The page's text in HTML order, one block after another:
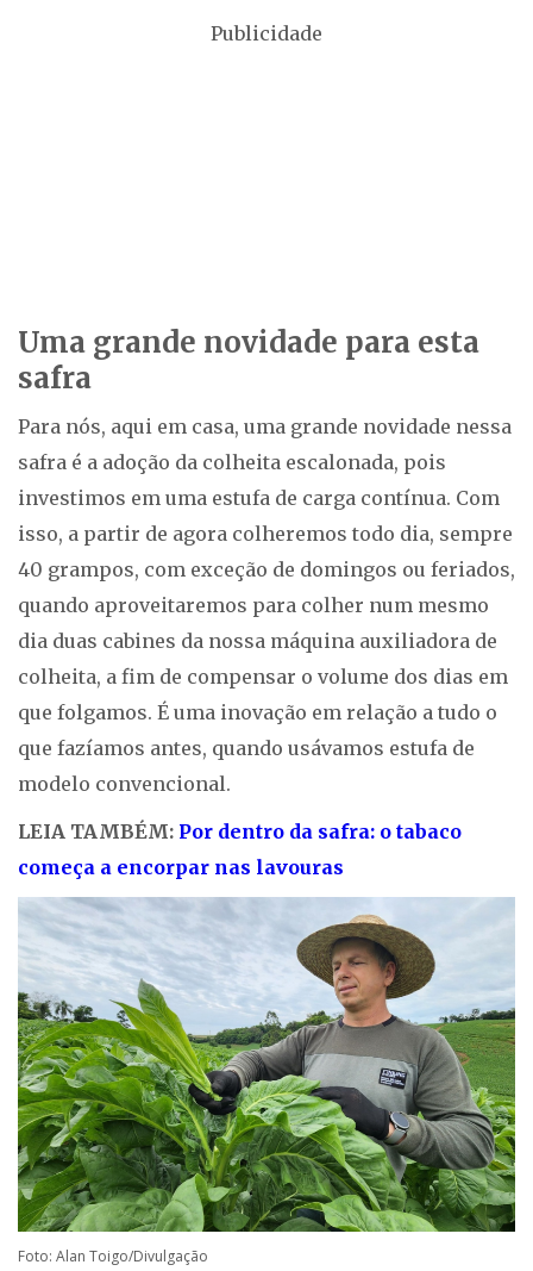
Publicidade
Uma grande novidade para esta
safra
Para nós, aqui em casa, uma grande novidade nessa
safra é a adoção da colheita escalonada, pois
investimos em uma estufa de carga contínua. Com
isso, a partir de agora colheremos todo dia, sempre
40 grampos, com exceção de domingos ou feriados,
quando aproveitaremos para colher num mesmo
dia duas cabines da nossa máquina auxiliadora de
colheita, a fim de compensar o volume dos dias em
que folgamos. É uma inovação em relação a tudo o
que fazíamos antes, quando usávamos estufa de
modelo convencional.
LEIA TAMBÉM: Por dentro da safra: o tabaco
começa a encorpar nas lavouras
Foto: Alan Toigo/Divulgação